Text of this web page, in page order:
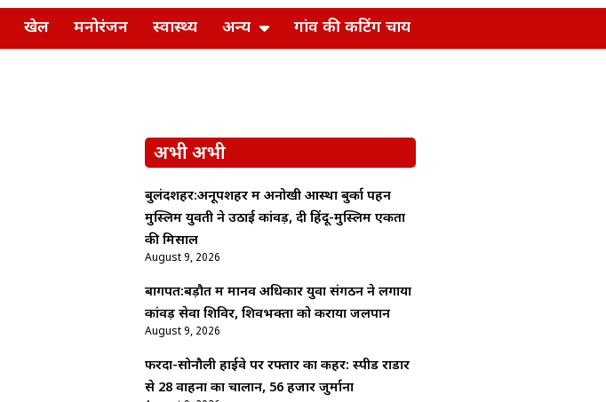
खेल मनोरंजन स्वास्थ्य अन्य गांव की कटिंग चाय
अभी अभी
बुलंदशहर:अनूपशहर में अनोखी आस्था बुर्का पहन
मुस्लिम युवती ने उठाई कांवड़, दी हिंदू-मुस्लिम एकता
की मिसाल
August 9, 2026
बागपत:बड़ौत में मानव अधिकार युवा संगठन ने लगाया
कांवड़ सेवा शिविर, शिवभक्तों को कराया जलपान
August 9, 2026
फरेंदा-सोनौली हाईवे पर रफ्तार का कहर: स्पीड राडार
से 28 वाहनों का चालान, 56 हजार जुर्माना